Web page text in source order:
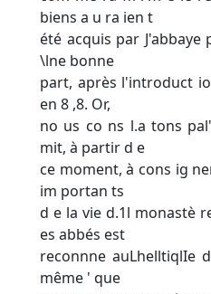
biens a u ra ien t
été acquis par
\lne bonne
part, après l'introduct
en 8 ,8. Or,
no us co ns l.a tons
mit, à partir d e
ce moment, à cons ig
im portan ts
d e la vie d.1l monastè
es abbés est
reconnne auLhelltiqlIe
même ' que